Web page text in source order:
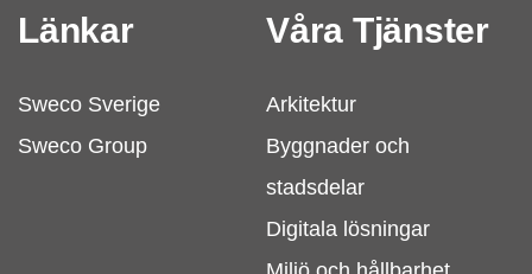
Länkar
Sweco Sverige
Sweco Group
Våra Tjänster
Arkitektur
Byggnader och
stadsdelar
Digitala lösningar